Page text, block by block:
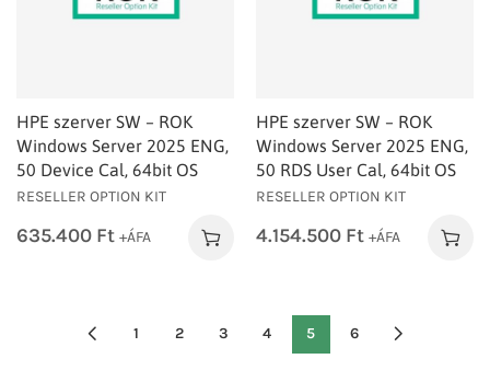
HPE szerver SW – ROK
Windows Server 2025 ENG,
50 Device Cal, 64bit OS
RESELLER OPTION KIT
635.400 Ft +ÁFA
HPE szerver SW – ROK
Windows Server 2025 ENG,
50 RDS User Cal, 64bit OS
RESELLER OPTION KIT
4.154.500 Ft +ÁFA
1 2 3 4 5 6